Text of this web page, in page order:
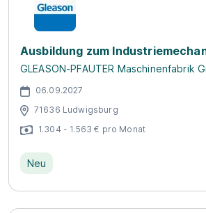
Ausbildung zum
GLEASON-PFAUTER Maschinenfabrik
06.09.2027
71636 Ludwigsburg
1.304 - 1.563 € pro Monat
Neu